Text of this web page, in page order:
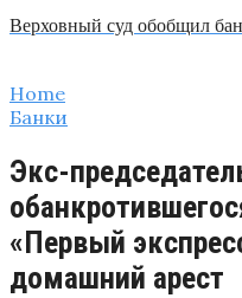
Верховный суд обобщил
Home
Банки
Экс-
«Первый
домашний арест